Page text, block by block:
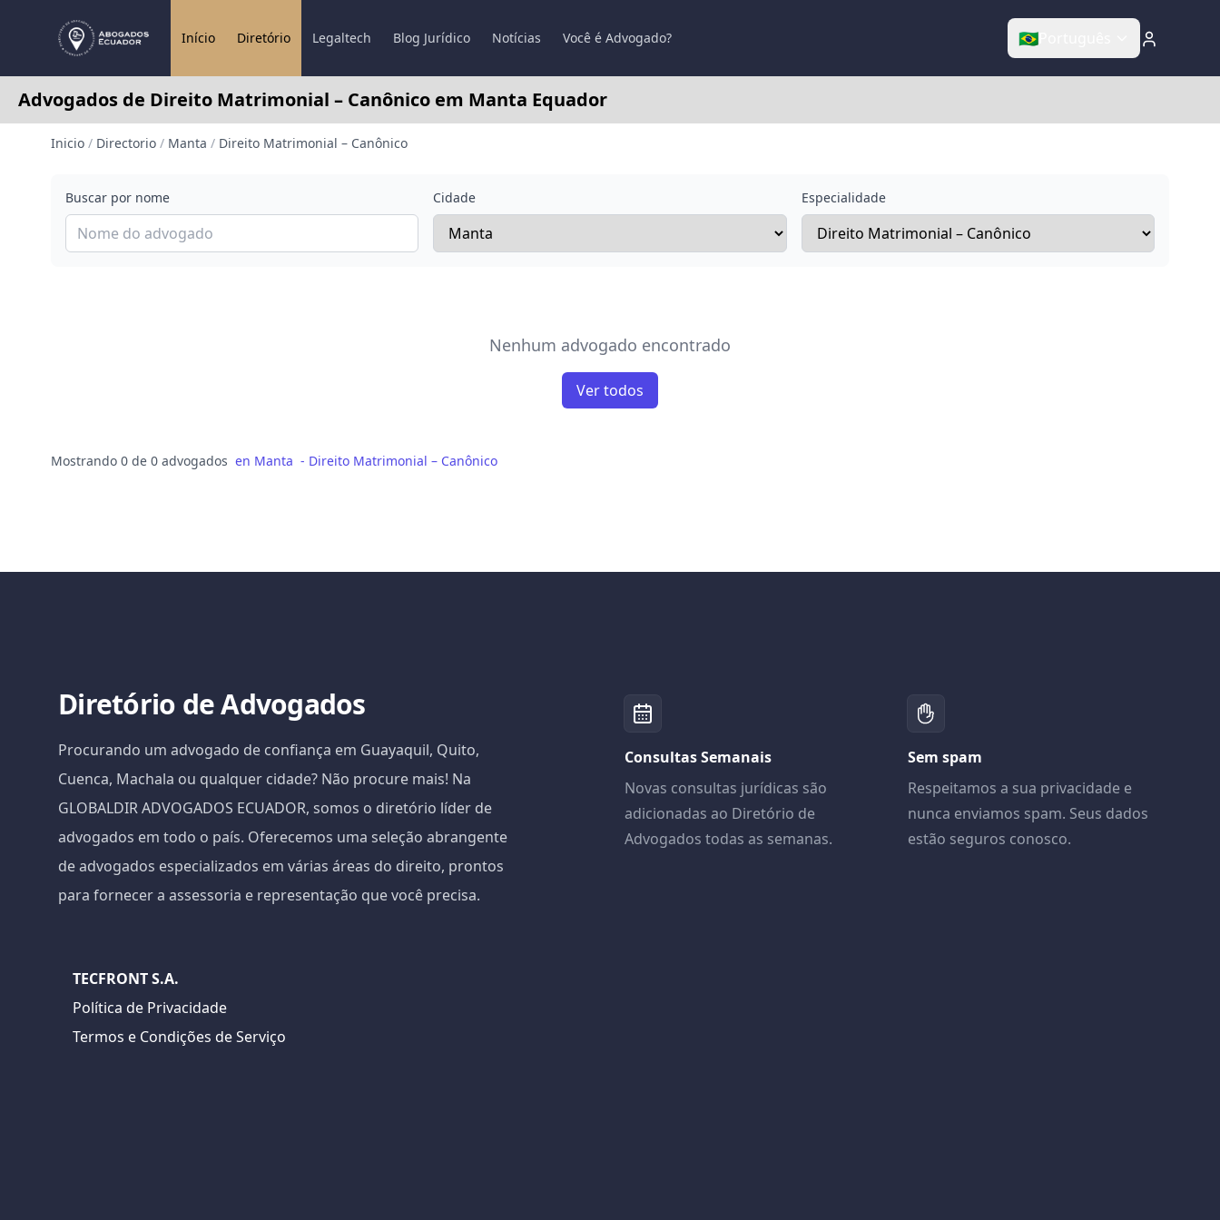
Início Diretório Legaltech Blog Jurídico Notícias Você é Advogado? 🇧🇷
Advogados de Direito Matrimonial – Canônico em Manta Equador
Inicio / Directorio / Manta / Direito Matrimonial – Canônico
Buscar por nome Cidade Especialidade
Nenhum advogado encontrado
Ver todos
Mostrando 0 de 0 advogados en Manta - Direito Matrimonial – Canônico
Diretório de Advogados
Procurando um advogado de confiança em Guayaquil, Quito,
Cuenca, Machala ou qualquer cidade? Não procure mais! Na
GLOBALDIR ADVOGADOS ECUADOR, somos o diretório líder de
advogados em todo o país. Oferecemos uma seleção abrangente
de advogados especializados em várias áreas do direito, prontos
para fornecer a assessoria e representação que você precisa.
Consultas Semanais
Novas consultas jurídicas são
adicionadas ao Diretório de
Advogados todas as semanas.
Sem spam
Respeitamos a sua privacidade e
nunca enviamos spam. Seus dados
estão seguros conosco.
TECFRONT S.A.
Política de Privacidade
Termos e Condições de Serviço